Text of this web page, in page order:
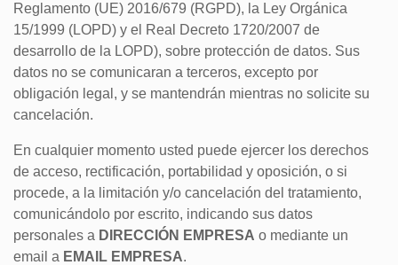
Reglamento (UE) 2016/679 (RGPD), la Ley Orgánica
15/1999 (LOPD) y el Real Decreto 1720/2007 de
desarrollo de la LOPD), sobre protección de datos. Sus
datos no se comunicaran a terceros, excepto por
obligación legal, y se mantendrán mientras no solicite su
cancelación.
En cualquier momento usted puede ejercer los derechos
de acceso, rectificación, portabilidad y oposición, o si
procede, a la limitación y/o cancelación del tratamiento,
comunicándolo por escrito, indicando sus datos
personales a DIRECCIÓN EMPRESA o mediante un
email a EMAIL EMPRESA.